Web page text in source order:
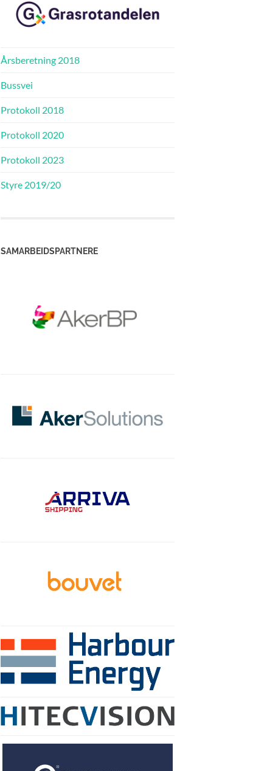
Årsberetning 2018
Bussvei
Protokoll 2018
Protokoll 2020
Protokoll 2023
Styre 2019/20
SAMARBEIDSPARTNERE